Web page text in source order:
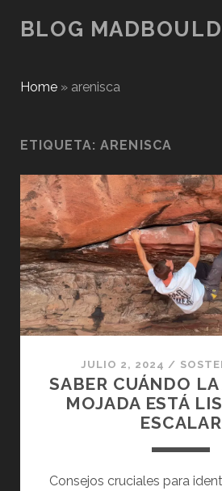
BLOG
Home» arenisca
ETIQUETA: ARENISCA
JULIO 2, 2024 /
SABER CUÁNDO
MOJADA ESTÁ
ESCALAR
Consejos cruciales para